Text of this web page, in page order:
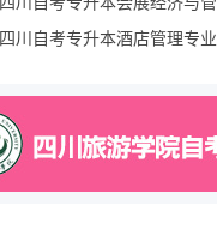
四川自考专升本酒店管理专业